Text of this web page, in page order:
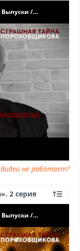
смотреть,
выпуск онлайн,
эфир, Основано
сейчас, Основано
прямой
27.07.2025 онлайн
событиях от
событиях от
на реальных
событиях от
Основано на
Основано на
программу
Видео не работает?
2 серия